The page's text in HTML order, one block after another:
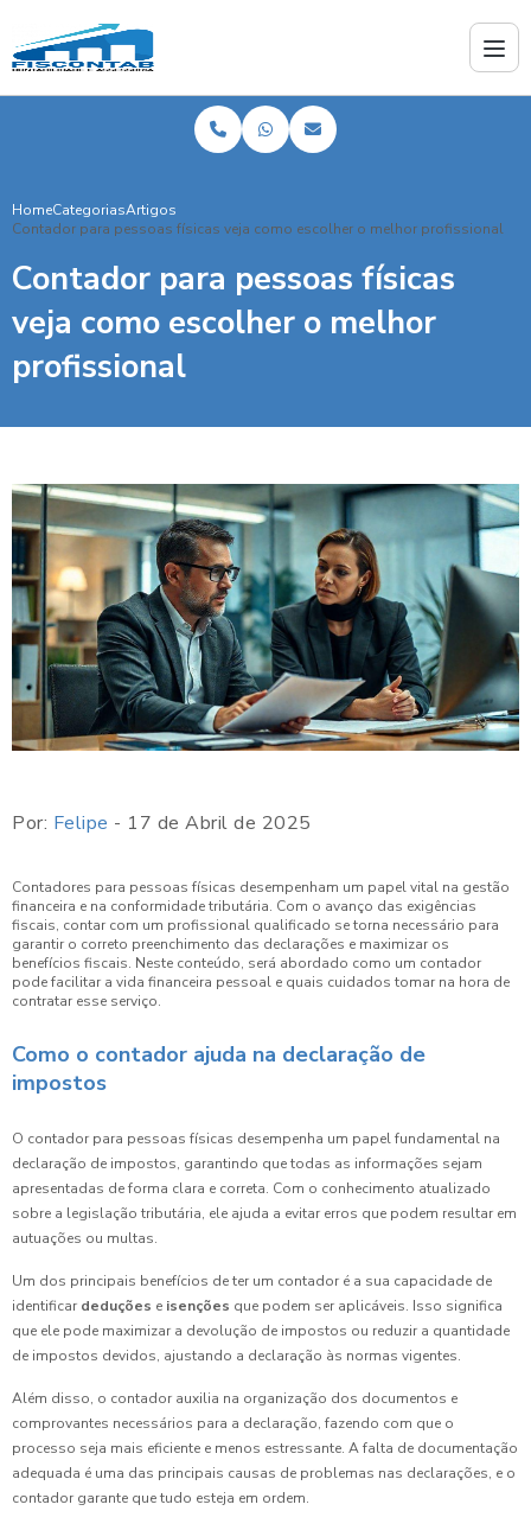
HomeCategoriasArtigos
Contador para pessoas físicas veja como escolher o melhor profissional
Contador para pessoas físicas
veja como escolher o melhor
profissional
Por: Felipe - 17 de Abril de 2025
Contadores para pessoas físicas desempenham um papel vital na gestão
financeira e na conformidade tributária. Com o avanço das exigências
fiscais, contar com um profissional qualificado se torna necessário para
garantir o correto preenchimento das declarações e maximizar os
benefícios fiscais. Neste conteúdo, será abordado como um contador
pode facilitar a vida financeira pessoal e quais cuidados tomar na hora de
contratar esse serviço.
Como o contador ajuda na declaração de
impostos
O contador para pessoas físicas desempenha um papel fundamental na
declaração de impostos, garantindo que todas as informações sejam
apresentadas de forma clara e correta. Com o conhecimento atualizado
sobre a legislação tributária, ele ajuda a evitar erros que podem resultar em
autuações ou multas.
Um dos principais benefícios de ter um contador é a sua capacidade de
identificar deduções e isenções que podem ser aplicáveis. Isso significa
que ele pode maximizar a devolução de impostos ou reduzir a quantidade
de impostos devidos, ajustando a declaração às normas vigentes.
Além disso, o contador auxilia na organização dos documentos e
comprovantes necessários para a declaração, fazendo com que o
processo seja mais eficiente e menos estressante. A falta de documentação
adequada é uma das principais causas de problemas nas declarações, e o
contador garante que tudo esteja em ordem.